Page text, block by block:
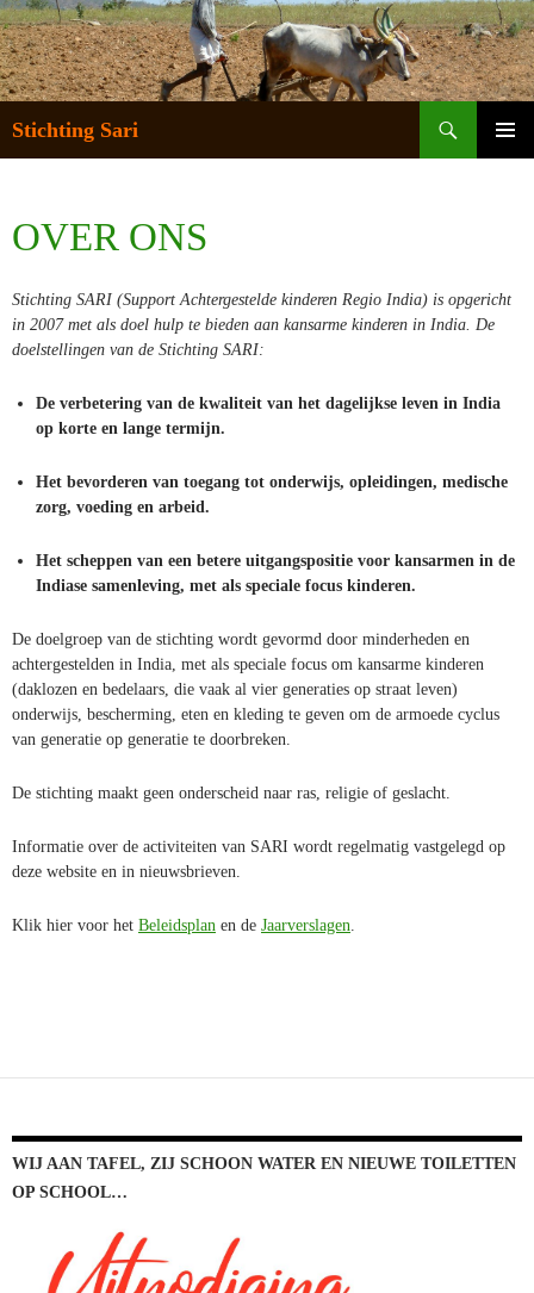
Stichting Sari
OVER ONS
Stichting SARI (Support Achtergestelde kinderen Regio India) is opgericht
in 2007 met als doel hulp te bieden aan kansarme kinderen in India. De
doelstellingen van de Stichting SARI:
De verbetering van de kwaliteit van het dagelijkse leven in India
op korte en lange termijn.
Het bevorderen van toegang tot onderwijs, opleidingen, medische
zorg, voeding en arbeid.
Het scheppen van een betere uitgangspositie voor kansarmen in de
Indiase samenleving, met als speciale focus kinderen.
De doelgroep van de stichting wordt gevormd door minderheden en
achtergestelden in India, met als speciale focus om kansarme kinderen
(daklozen en bedelaars, die vaak al vier generaties op straat leven)
onderwijs, bescherming, eten en kleding te geven om de armoede cyclus
van generatie op generatie te doorbreken.
De stichting maakt geen onderscheid naar ras, religie of geslacht.
Informatie over de activiteiten van SARI wordt regelmatig vastgelegd op
deze website en in nieuwsbrieven.
Klik hier voor het Beleidsplan en de Jaarverslagen
WIJ AAN TAFEL, ZIJ SCHOON WATER EN NIEUWE TOILETTEN
OP SCHOOL…